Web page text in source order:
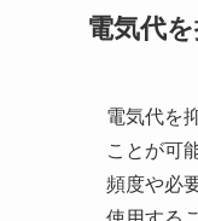
電気代
電気代を
ことが可
頻度や必